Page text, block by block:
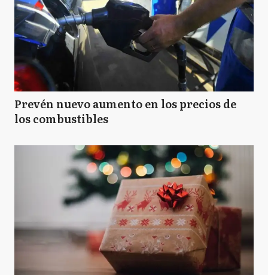
Prevén nuevo aumento en los precios de
los combustibles